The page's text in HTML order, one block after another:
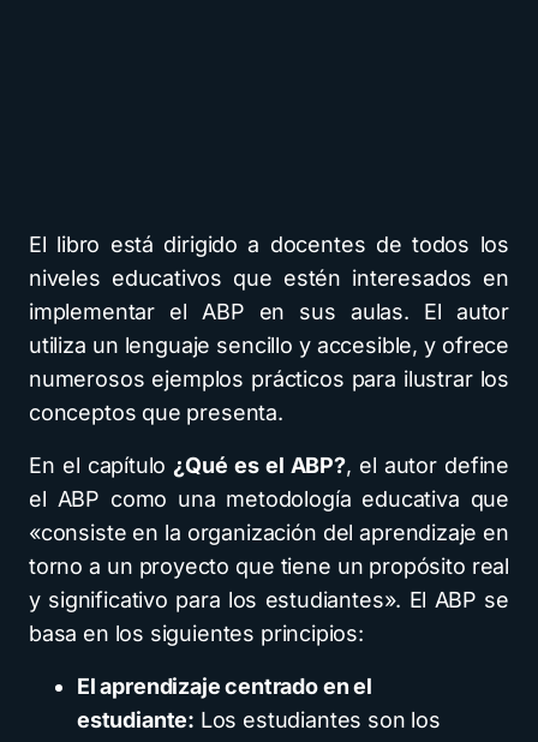
El libro está dirigido a docentes de todos los
niveles educativos que estén interesados en
implementar el ABP en sus aulas. El autor
utiliza un lenguaje sencillo y accesible, y ofrece
numerosos ejemplos prácticos para ilustrar los
conceptos que presenta.
En el capítulo ¿Qué es el ABP?, el autor define
el ABP como una metodología educativa que
«consiste en la organización del aprendizaje en
torno a un proyecto que tiene un propósito real
y significativo para los estudiantes». El ABP se
basa en los siguientes principios:
El aprendizaje centrado en el
estudiante: Los estudiantes son los